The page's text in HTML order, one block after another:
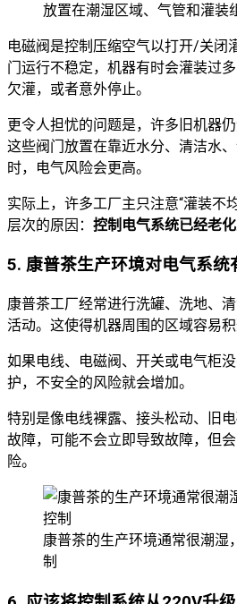
放置在潮湿区域、气管和灌装
电磁阀是控制压缩空气以打开/关闭
门运行不稳定，机器有时会灌装过
欠灌，或者意外停止。
更令人担忧的问题是，许多旧机器
这些阀门放置在靠近水分、清洁水
时，电气风险会更高。
实际上，许多工厂主只注意“灌装不
层次的原因： 控制电气系统已经老
5. 康普茶生产环境对电气系统
康普茶工厂经常进行洗罐、洗地、
活动。这使得机器周围的区域容易积
如果电线、电磁阀、开关或电气柜
护，不安全的风险就会增加。
特别是像电线裸露、接头松动、旧
故障，可能不会立即导致故障，但
险。
康普茶的生产环境通常很潮湿
制